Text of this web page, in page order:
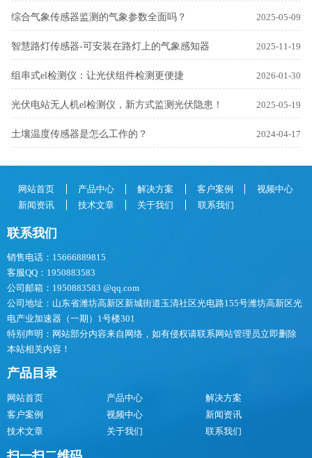
综合气象传感器监测的气象参数全面吗？ 2025-05-09
智慧路灯传感器-可安装在路灯上的气象感知器 2025-11-19
组串式el检测仪：让光伏组件检测更便捷 2026-01-30
光伏电站无人机el检测仪，新方式监测光伏隐患！ 2025-05-19
土壤温度传感器是怎么工作的？ 2024-04-17
网站首页 产品中心 解决方案 客户案例
视频中心
新闻资讯
技术文章 关于我们 联系我们
联系我们
销售电话：15666889815
客服QQ：1950883583
公司邮箱：1950883583 @qq.com
公司地址：山东省潍坊高新区新城街道玉清社区光电路155号潍坊高新区光
电产业加速器（一期）1号楼301
特别声明：网站部分内容来自网络，如有侵权请联系网站管理员立即删除
本站相关内容！
产品目录
网站首页 产品中心
解决方案
客户案例
视频中心
新闻资讯
技术文章
关于我们 联系我们